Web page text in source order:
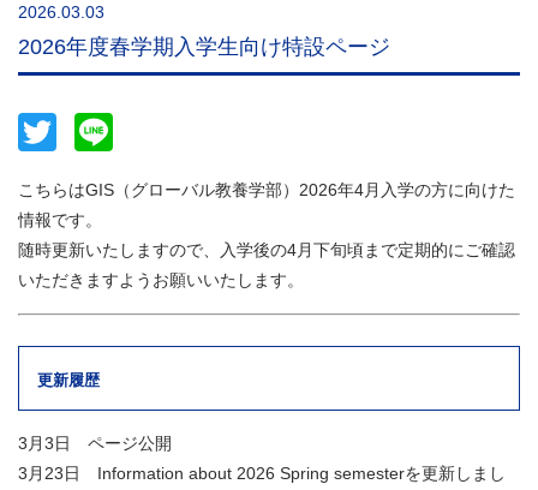
2026.03.03
2026年度春学期入学生向け特設ページ
Twitter
こちらはGIS（グローバル教養学部）2026年4月入学の方に向けた
情報です。
随時更新いたしますので、入学後の4月下旬頃まで定期的にご確認
いただきますようお願いいたします。
更新履歴
3月3日 ページ公開
3月23日 Information about 2026 Spring semesterを更新しまし